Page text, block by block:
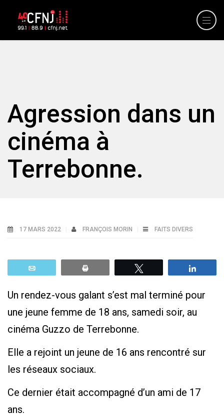
Agression dans un
cinéma à
Terrebonne.
17 MARS 2022 FRANÇOIS MORIN FAITS DIVERS
Un rendez-vous galant s’est mal terminé pour
une jeune femme de 18 ans, samedi soir, au
cinéma Guzzo de Terrebonne.
Elle a rejoint un jeune de 16 ans rencontré sur
les réseaux sociaux.
Ce dernier était accompagné d’un ami de 17
ans.